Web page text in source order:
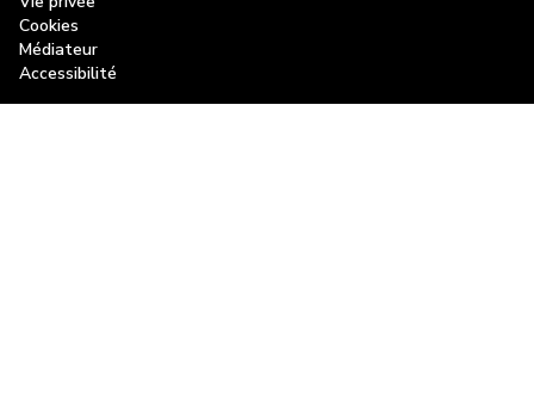
Museozoom
Musée du Carnaval et du Masque
Cookies
Médiateur
Accessibilité